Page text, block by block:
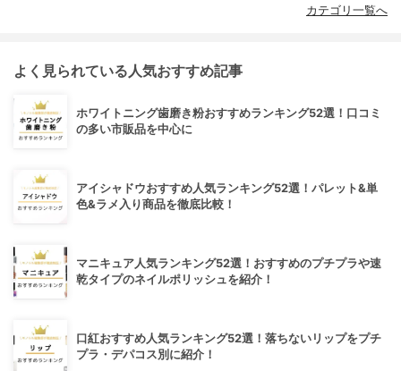
カテゴリ一覧へ
よく見られている人気おすすめ記事
ホワイトニング歯磨き粉おすすめランキング52選！口コミ
の多い市販品を中心に
アイシャドウおすすめ人気ランキング52選！パレット&単
色&ラメ入り商品を徹底比較！
マニキュア人気ランキング52選！おすすめのプチプラや速
乾タイプのネイルポリッシュを紹介！
口紅おすすめ人気ランキング52選！落ちないリップをプチ
プラ・デパコス別に紹介！